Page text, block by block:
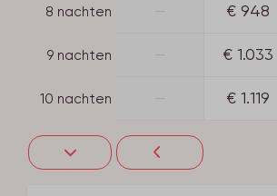
8 nachten € 948
9 nachten € 1.033
10 nachten € 1.119